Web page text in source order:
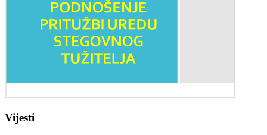
Vijesti